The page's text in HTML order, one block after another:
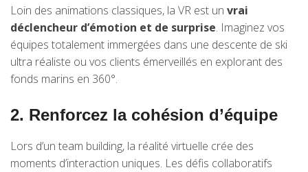
Loin des animations classiques, la VR est un vrai
déclencheur d’émotion et de surprise. Imaginez vos
équipes totalement immergées dans une descente de ski
ultra réaliste ou vos clients émerveillés en explorant des
fonds marins en 360°.
2. Renforcez la cohésion d’équipe
Lors d’un team building, la réalité virtuelle crée des
moments d’interaction uniques. Les défis collaboratifs